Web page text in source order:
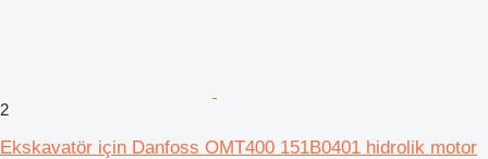
2
Ekskavatör için Danfoss OMT400 151B0401 hidrolik motor